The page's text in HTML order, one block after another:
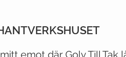
VIST OUR STORE